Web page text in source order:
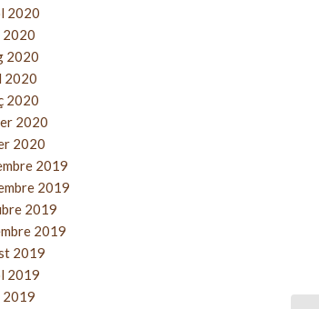
2020
2020
2020
2020
2020
2020
2020
2019
2019
2019
2019
2019
2019
2019